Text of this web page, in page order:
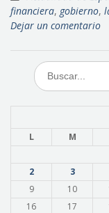
financiera, gobierno,
Dejar un comentario
Buscar:
L M
2
3
9
10
16
17